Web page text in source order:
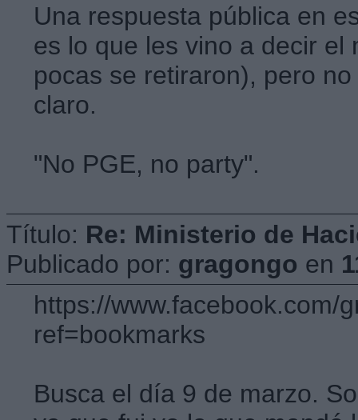
Una respuesta pública en
es lo que les vino a decir
pocas se retiraron), pero
claro.
"No PGE, no party".
Título: Re: Ministerio de
Publicado por: gragongo en
https://www.facebook.com/
ref=bookmarks
Busca el día 9 de marzo.